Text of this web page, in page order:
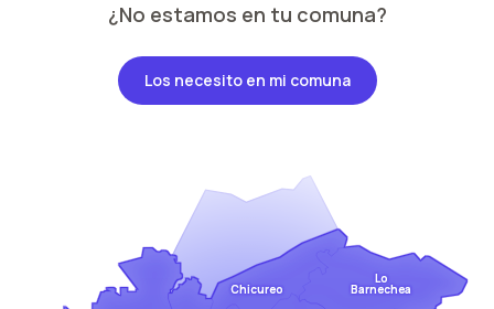
¿No estamos en tu comuna?
Los necesito en mi comuna
Chicureo
Lo
Barnechea